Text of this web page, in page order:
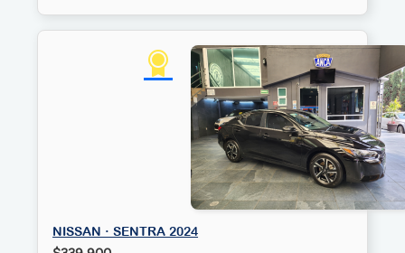
NISSAN · SENTRA 2024